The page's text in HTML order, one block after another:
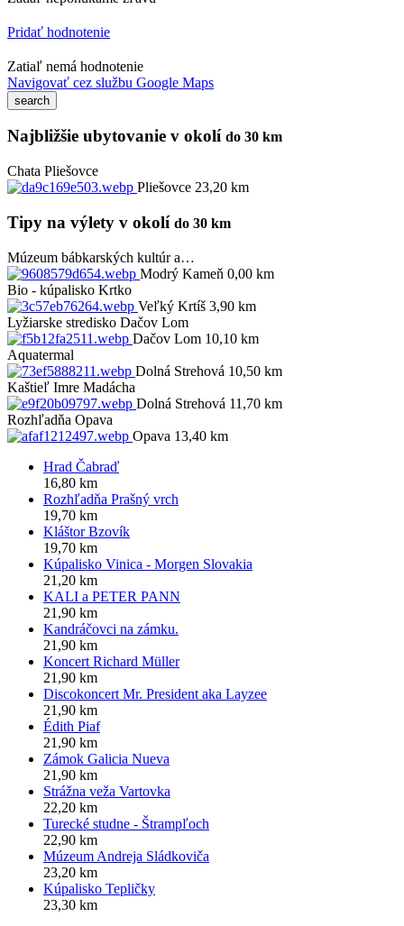
Pridať hodnotenie
Zatiaľ nemá hodnotenie
Navigovať cez službu Google Maps
Najbližšie ubytovanie v okolí do 30 km
Chata Pliešovce
Pliešovce 23,20 km
Tipy na výlety v okolí do 30 km
Múzeum bábkarských kultúr a…
Modrý Kameň 0,00 km
Bio - kúpalisko Krtko
Veľký Krtíš 3,90 km
Lyžiarske stredisko Dačov Lom
Dačov Lom 10,10 km
Aquatermal
Dolná Strehová 10,50 km
Kaštieľ Imre Madácha
Dolná Strehová 11,70 km
Rozhľadňa Opava
Opava 13,40 km
Hrad Čabraď
16,80 km
Rozhľadňa Prašný vrch
19,70 km
Kláštor Bzovík
19,70 km
Kúpalisko Vinica - Morgen Slovakia
21,20 km
KALI a PETER PANN
21,90 km
Kandráčovci na zámku.
21,90 km
Koncert Richard Müller
21,90 km
Discokoncert Mr. President aka Layzee
21,90 km
Édith Piaf
21,90 km
Zámok Galicia Nueva
21,90 km
Strážna veža Vartovka
22,20 km
Turecké studne - Štrampľoch
22,90 km
Múzeum Andreja Sládkoviča
23,20 km
Kúpalisko Tepličky
23,30 km